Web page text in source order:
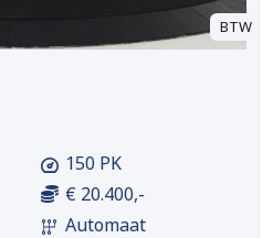
BTW
150 PK
€ 20.400,-
Automaat